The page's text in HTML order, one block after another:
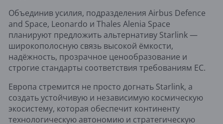
Объединив усилия, подразделения Airbus Defence
and Space, Leonardo и Thales Alenia Space
планируют предложить альтернативу Starlink —
широкополосную связь высокой ёмкости,
надёжность, прозрачное ценообразование и
строгие стандарты соответствия требованиям ЕС.
Европа стремится не просто догнать Starlink, а
создать устойчивую и независимую космическую
экосистему, которая обеспечит континенту
технологическую автономию и стратегическую